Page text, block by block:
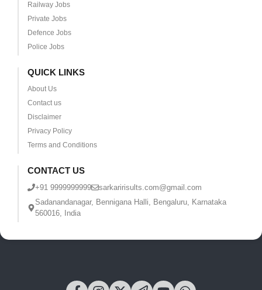
Railway Jobs
Private Jobs
Defence Jobs
Police Jobs
QUICK LINKS
About Us
Contact us
Disclaimer
Privacy Policy
Terms and Conditions
CONTACT US
+91 9999999999
sarkaririsults.com@gmail.com
Sadanandanagar, Bennigana Halli, Bengaluru, Karnataka
560016, India